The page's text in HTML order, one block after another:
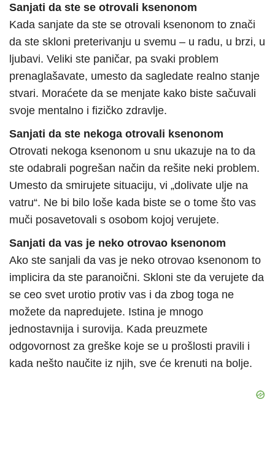
Sanjati da ste se otrovali ksenonom
Kada sanjate da ste se otrovali ksenonom to znači
da ste skloni preterivanju u svemu – u radu, u brzi, u
ljubavi. Veliki ste paničar, pa svaki problem
prenaglašavate, umesto da sagledate realno stanje
stvari. Moraćete da se menjate kako biste sačuvali
svoje mentalno i fizičko zdravlje.
Sanjati da ste nekoga otrovali ksenonom
Otrovati nekoga ksenonom u snu ukazuje na to da
ste odabrali pogrešan način da rešite neki problem.
Umesto da smirujete situaciju, vi „dolivate ulje na
vatru“. Ne bi bilo loše kada biste se o tome što vas
muči posavetovali s osobom kojoj verujete.
Sanjati da vas je neko otrovao ksenonom
Ako ste sanjali da vas je neko otrovao ksenonom to
implicira da ste paranoični. Skloni ste da verujete da
se ceo svet urotio protiv vas i da zbog toga ne
možete da napredujete. Istina je mnogo
jednostavnija i surovija. Kada preuzmete
odgovornost za greške koje se u prošlosti pravili i
kada nešto naučite iz njih, sve će krenuti na bolje.